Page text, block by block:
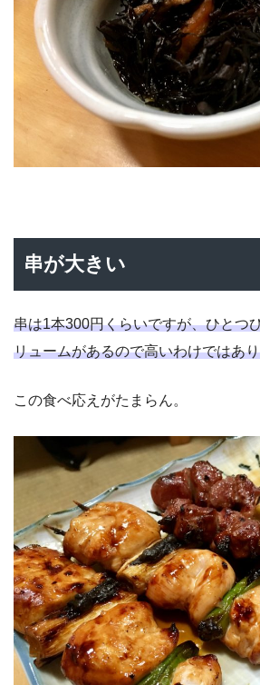
串が大きい
串は1本300円くらいですが、ひとつ
リュームがあるので高いわけではあ
この食べ応えがたまらん。